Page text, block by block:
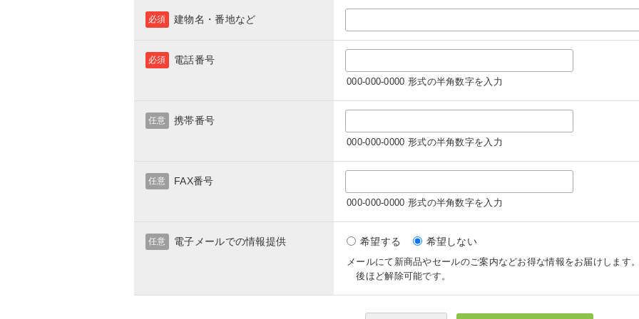
建物名・番地など
必須
電話番号
必須
000-000-0000 形式の半角数字を入力
携帯番号
任意
000-000-0000 形式の半角数字を入力
FAX番号
任意
000-000-0000 形式の半角数字を入力
電子メールでの情報提供
任意 希望する 希望しない
メールにて新商品やセールのご案内などお得な情報をお届けします
後ほど解除可能です。